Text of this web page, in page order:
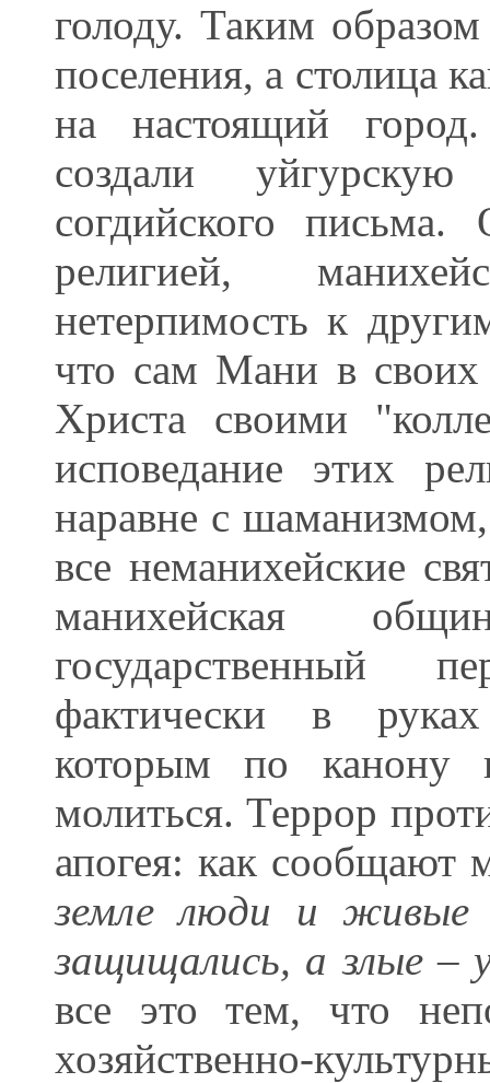
голоду. Таким
поселения, а столица
на настоящий
создали
согдийского письма.
религией,
нетерпимость к
что сам Мани в своих
Христа своими
исповедание этих
наравне с
все неманихейские
манихейская
государственный
фактически в
которым по канону
молиться. Террор
апогея: как сообщают
земле люди и живые
защищались, а злые –
все это тем, что
хозяйственно-